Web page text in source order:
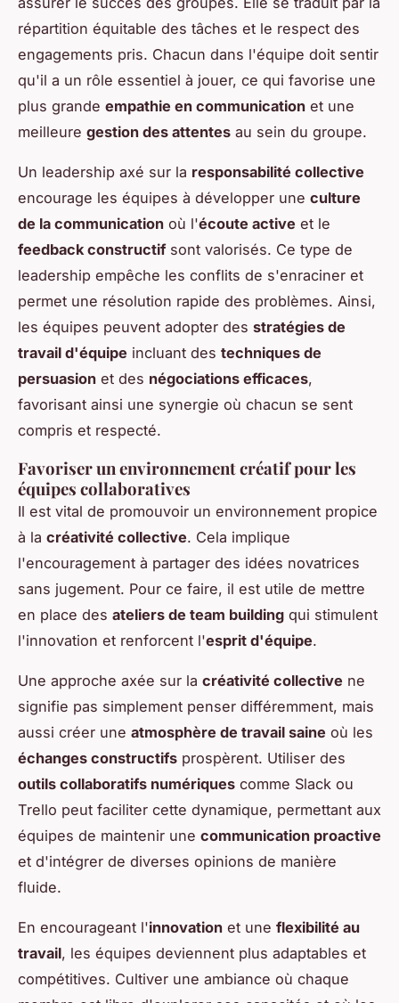
répartition équitable des tâches et le respect des
engagements pris. Chacun dans l'équipe doit sentir
qu'il a un rôle essentiel à jouer, ce qui favorise une
plus grande empathie en communication et une
meilleure gestion des attentes au sein du groupe.
Un leadership axé sur la responsabilité collective
encourage les équipes à développer une culture
de la communication où l'écoute active et le
feedback constructifsont valorisés. Ce type de
leadership empêche les conflits de s'enraciner et
permet une résolution rapide des problèmes. Ainsi,
les équipes peuvent adopter des stratégies de
travail d'équipe incluant des techniques de
persuasion et des négociations efficaces,
favorisant ainsi une synergie où chacun se sent
compris et respecté.
Favoriser un environnement créatif pour les
équipes collaboratives
Il est vital de promouvoir un environnement propice
à la créativité collective. Cela implique
l'encouragement à partager des idées novatrices
sans jugement. Pour ce faire, il est utile de mettre
en place des ateliers de team building qui stimulent
l'innovation et renforcent l'esprit d'équipe.
Une approche axée sur la créativité collective ne
signifie pas simplement penser différemment, mais
aussi créer une atmosphère de travail saine où les
échanges constructifs prospèrent. Utiliser des
outils collaboratifs numériques comme Slack ou
Trello peut faciliter cette dynamique, permettant aux
équipes de maintenir une communication proactive
et d'intégrer de diverses opinions de manière
fluide.
En encourageant l'innovation et une flexibilité au
travail, les équipes deviennent plus adaptables et
compétitives. Cultiver une ambiance où chaque